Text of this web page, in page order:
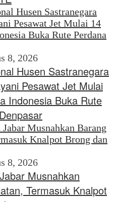
8, 2026
Husen Sastranegara
Pesawat Jet Mulai
Indonesia Buka Rute
8, 2026
Musnahkan
Termasuk Knalpot